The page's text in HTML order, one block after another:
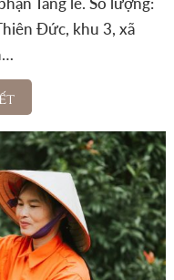
Đức, khu 3, xã